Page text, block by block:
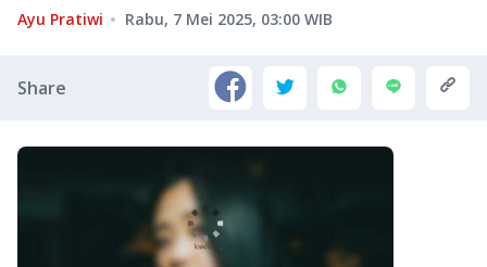
Ayu Pratiwi Rabu, 7 Mei 2025, 03:00 WIB
Share